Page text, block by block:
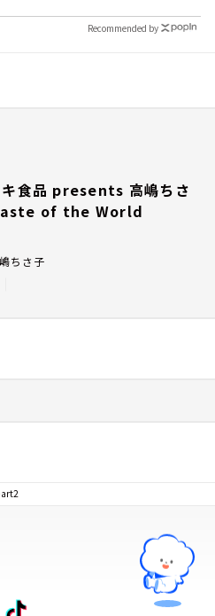
Recommended by
キ食品 presents 高嶋ちさ
of the World
ちさ子